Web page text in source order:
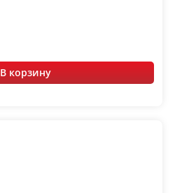
В корзину